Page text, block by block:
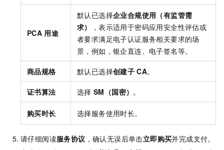
PCA 用途
默认已选择企业合规使用（有监管需
求）
，表示适用于密码应用安全性评估或
者要求满足电子认证服务相关要求的场
景，例如，银企直连、电子签名等。
商品规格 默认已选择创建子 CA。
证书算法 选择 SM（国密） 。
购买时长 选择服务使用时长。
请仔细阅读服务协议 ，确认无误后单击立即购买并完成支付。